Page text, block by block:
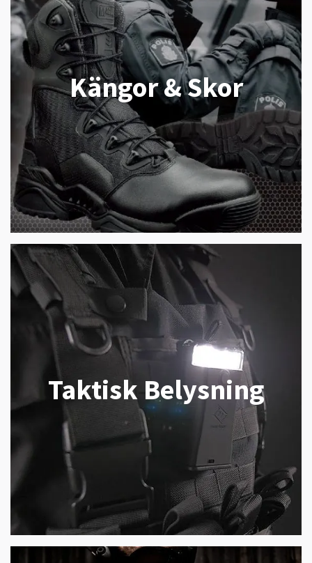
Kängor & Skor
Taktisk Belysning